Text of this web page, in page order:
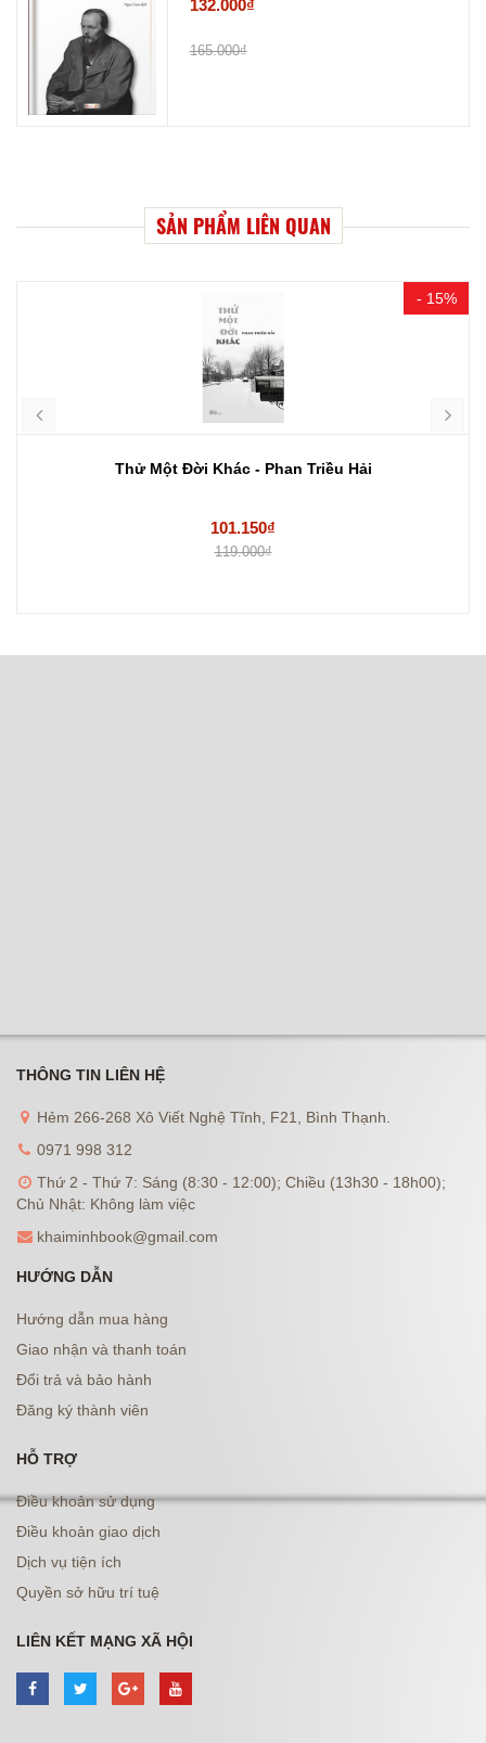
132.000₫
165.000₫
SẢN PHẨM LIÊN QUAN
- 15%
Thử Một Đời Khác - Phan Triều Hải
101.150₫
119.000₫
THÔNG TIN LIÊN HỆ
Hẻm 266-268 Xô Viết Nghệ Tĩnh, F21, Bình Thạnh.
0971 998 312
Thứ 2 - Thứ 7: Sáng (8:30 - 12:00); Chiều (13h30 - 18h00);
Chủ Nhật: Không làm việc
khaiminhbook@gmail.com
HƯỚNG DẪN
Hướng dẫn mua hàng
Giao nhận và thanh toán
Đổi trả và bảo hành
Đăng ký thành viên
HỖ TRỢ
Điều khoản sử dụng
Điều khoản giao dịch
Dịch vụ tiện ích
Quyền sở hữu trí tuệ
LIÊN KẾT MẠNG XÃ HỘI